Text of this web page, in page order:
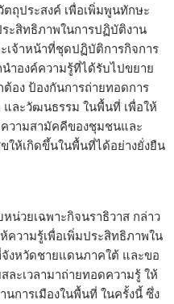
ถุประสงค์ เพื่อเพิ่มพูนทักษะ
ระสิทธิภาพในการปฏิบัติงาน
เจ้าหน้าที่ชุดปฏิบัติการกิจการ
ำองค์ความรู้ที่ได้รับไปขยาย
ต้อง ป้องกันการถ่ายทอดการ
ละวัฒนธรรม ในพื้นที่ เพื่อให้
ความสามัคคีของชุมชนและ
ให้เกิดขึ้นในพื้นที่ได้อย่างยั่งยืน
น่วยเฉพาะกิจนราธิวาส กล่าว
ความรู้เพื่อเพิ่มประสิทธิภาพใน
งหวัดชายแดนภาคใต้ และขอ
ะเวลามาถ่ายทอดความรู้ ให้
การเมืองในพื้นที่ ในครั้งนี้ ซึ่ง